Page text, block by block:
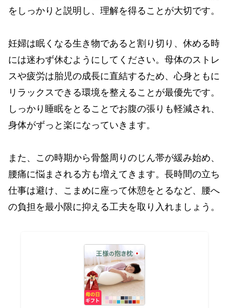
をしっかりと説明し、理解を得ることが大切です。
妊婦は眠くなる生き物であると割り切り、休める時
には迷わず休むようにしてください。母体のストレ
スや疲労は胎児の成長に直結するため、心身ともに
リラックスできる環境を整えることが最優先です。
しっかり睡眠をとることでお腹の張りも軽減され、
身体がずっと楽になっていきます。
また、この時期から骨盤周りのじん帯が緩み始め、
腰痛に悩まされる方も増えてきます。長時間の立ち
仕事は避け、こまめに座って休憩をとるなど、腰へ
の負担を最小限に抑える工夫を取り入れましょう。